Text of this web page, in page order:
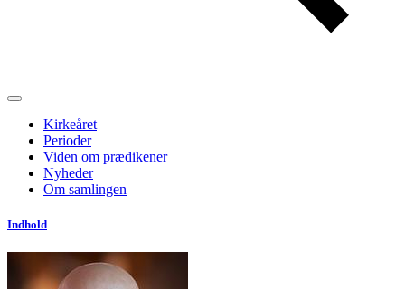
Kirkeåret
Perioder
Viden om prædikener
Nyheder
Om samlingen
Indhold